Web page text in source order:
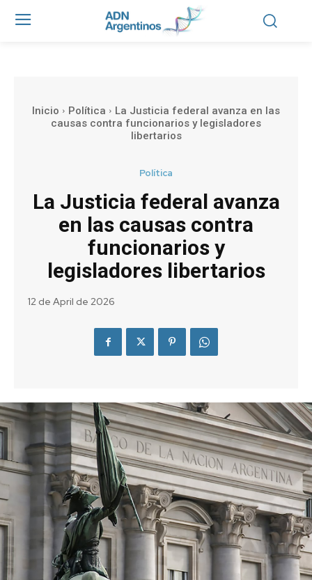
Inicio Política
La Justicia federal avanza en las
causas contra funcionarios y legisladores
libertarios
Política
La Justicia federal avanza
en las causas contra
funcionarios y
legisladores libertarios
12 de April de 2026